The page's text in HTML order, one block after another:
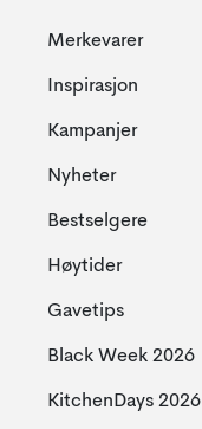
Merkevarer
Inspirasjon
Kampanjer
Nyheter
Bestselgere
Høytider
Gavetips
Black Week 2026
KitchenDays 2026